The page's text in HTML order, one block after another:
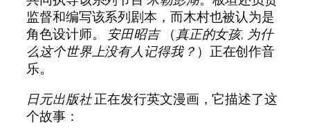
监督和编写该系列剧本，而木村也被认为是
角色设计师。 安田昭吉（真正的女孩, 为什
么这个世界上没有人记得我？ ）正在创作音
乐。
日元出版社正在发行英文漫画，它描述了这
个故事：